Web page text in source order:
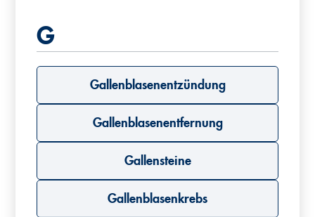
G
Gallenblasenentzündung
Gallenblasenentfernung
Gallensteine
Gallenblasenkrebs